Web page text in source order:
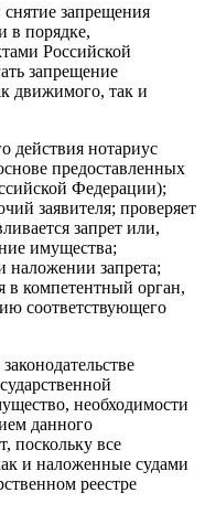
запрещения
в порядке,
Российской
запрещение
движимого, так и
действия нотариус
предоставленных
Федерации);
заявителя; проверяет
запрет или,
имущества;
наложении запрета;
в компетентный орган,
соответствующего
необходимости
данного
поскольку все
и наложенные судами
реестре